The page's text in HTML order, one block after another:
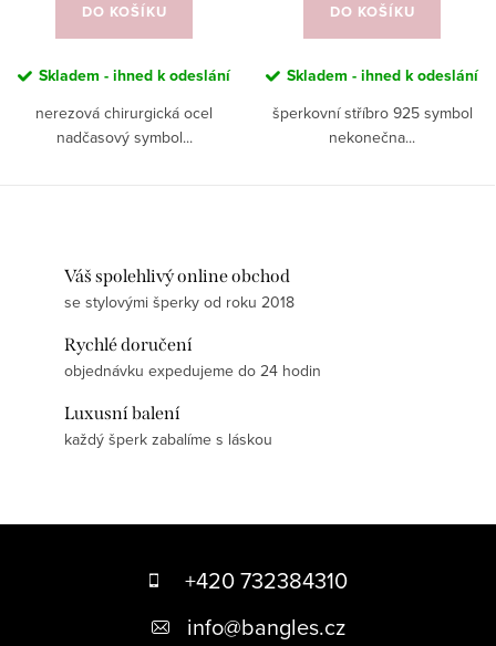
DO KOŠÍKU
Skladem - ihned k odeslání
nerezová chirurgická ocel
nadčasový symbol...
DO KOŠÍKU
Skladem - ihned k odeslání
šperkovní stříbro 925 symbol
nekonečna...
Váš spolehlivý online obchod
se stylovými šperky od roku 2018
Rychlé doručení
objednávku expedujeme do 24 hodin
Luxusní balení
každý šperk zabalíme s láskou
+420 732384310
info@bangles.cz